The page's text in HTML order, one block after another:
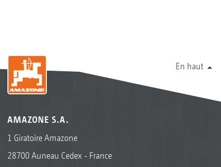
En haut
AMAZONE S.A.
1 Giratoire Amazone
28700 Auneau Cedex - France